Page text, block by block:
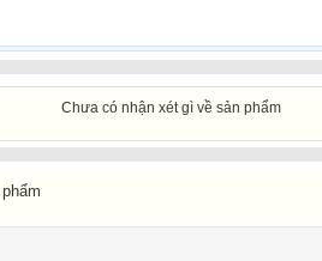
Chưa có nhận xét gì về sản phẩm